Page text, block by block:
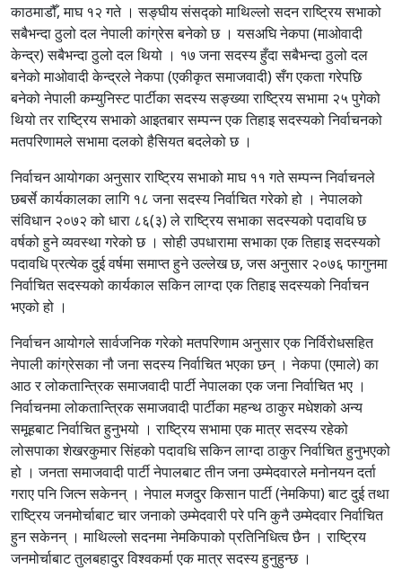
काठमाडौँ, माघ १२ गते । सङ्घीय संसद्को माथिल्लो सदन राष्ट्रिय सभाको
सबैभन्दा ठुलो दल नेपाली कांग्रेस बनेको छ । यसअघि नेकपा (माओवादी
केन्द्र) सबैभन्दा ठुलो दल थियो । १७ जना सदस्य हुँदा सबैभन्दा ठुलो दल
बनेको माओवादी केन्द्रले नेकपा (एकीकृत समाजवादी) सँग एकता गरेपछि
बनेको नेपाली कम्युनिस्ट पार्टीका सदस्य सङ्ख्या राष्ट्रिय सभामा २५ पुगेको
थियो तर राष्ट्रिय सभाको आइतबार सम्पन्न एक तिहाइ सदस्यको निर्वाचनको
मतपरिणामले सभामा दलको हैसियत बदलेको छ ।
निर्वाचन आयोगका अनुसार राष्ट्रिय सभाको माघ ११ गते सम्पन्न निर्वाचनले
छबर्से कार्यकालका लागि १८ जना सदस्य निर्वाचित गरेको हो । नेपालको
संविधान २०७२ को धारा ८६(३) ले राष्ट्रिय सभाका सदस्यको पदावधि छ
वर्षको हुने व्यवस्था गरेको छ । सोही उपधारामा सभाका एक तिहाइ सदस्यको
पदावधि प्रत्येक दुई वर्षमा समाप्त हुने उल्लेख छ, जस अनुसार २०७६ फागुनमा
निर्वाचित सदस्यको कार्यकाल सकिन लाग्दा एक तिहाइ सदस्यको निर्वाचन
भएको हो ।
निर्वाचन आयोगले सार्वजनिक गरेको मतपरिणाम अनुसार एक निर्विरोधसहित
नेपाली कांग्रेसका नौ जना सदस्य निर्वाचित भएका छन् । नेकपा (एमाले) का
आठ र लोकतान्त्रिक समाजवादी पार्टी नेपालका एक जना निर्वाचित भए ।
निर्वाचनमा लोकतान्त्रिक समाजवादी पार्टीका महन्थ ठाकुर मधेशको अन्य
समूहबाट निर्वाचित हुनुभयो । राष्ट्रिय सभामा एक मात्र सदस्य रहेको
लोसपाका शेखरकुमार सिंहको पदावधि सकिन लाग्दा ठाकुर निर्वाचित हुनुभएको
हो । जनता समाजवादी पार्टी नेपालबाट तीन जना उम्मेदवारले मनोनयन दर्ता
गराए पनि जित्न सकेनन् । नेपाल मजदुर किसान पार्टी (नेमकिपा) बाट दुई तथा
राष्ट्रिय जनमोर्चाबाट चार जनाको उम्मेदवारी परे पनि कुनै उम्मेदवार निर्वाचित
हुन सकेनन् । माथिल्लो सदनमा नेमकिपाको प्रतिनिधित्व छैन । राष्ट्रिय
जनमोर्चाबाट तुलबहादुर विश्वकर्मा एक मात्र सदस्य हुनुहुन्छ ।